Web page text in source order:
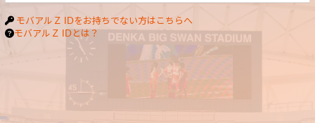
モバアルＺ IDをお持ちでない方はこちらへ
モバアルＺ IDとは？